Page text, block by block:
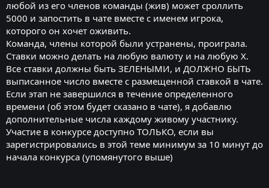
любой из его членов команды (жив) может сроллить
5000 и запостить в чате вместе с именем игрока,
которого он хочет оживить.
Команда, члены которой были устранены, проиграла.
Ставки можно делать на любую валюту и на любую X.
Все ставки должны быть ЗЕЛЕНЫМИ, и ДОЛЖНО БЫТЬ
выписанное число вместе с размещенной ставкой в чате.
Если этап не завершился в течение определенного
времени (об этом будет сказано в чате), я добавлю
дополнительные числа каждому живому участнику.
Участие в конкурсе доступно ТОЛЬКО, если вы
зарегистрировались в этой теме минимум за 10 минут до
начала конкурса (упомянутого выше)